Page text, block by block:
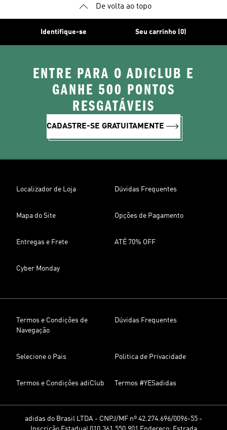
De volta ao topo
Identifique-se Seu carrinho (0)
ENTRE PARA O ADICLUB E
GANHE 500 PONTOS
RESGATÁVEIS
CADASTRE-SE GRATUITAMENTE
Localizador de Loja Dúvidas Frequentes
Mapa do Site Opções de Pagamento
Entregas e Frete ATÉ 70% OFF
Cyber Monday
Termos e Condições de
Navegação
Dúvidas Frequentes
Selecione o Pais Politica de Privacidade
Termos e Condições adiClub Termos #YESadidas
adidas do Brasil LTDA - CNPJ/MF nº 42.274.696/0096-55 -